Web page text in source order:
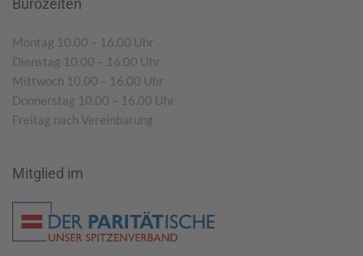
Bürozeiten
Montag 10.00 – 16.00 Uhr
Dienstag 10.00 – 16.00 Uhr
Mittwoch 10.00 – 16.00 Uhr
Donnerstag 10.00 – 16.00 Uhr
Freitag nach Vereinbarung
Mitglied im